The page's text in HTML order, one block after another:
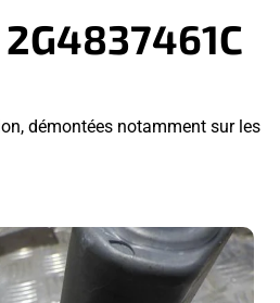
démontées notamment sur les